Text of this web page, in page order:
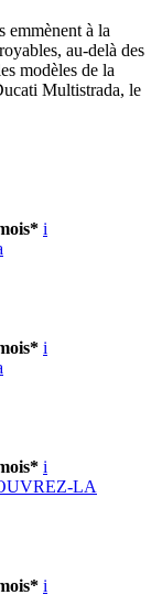
emmènent à la
au-delà des
modèles de la
Multistrada, le
i
i
i
LA
i